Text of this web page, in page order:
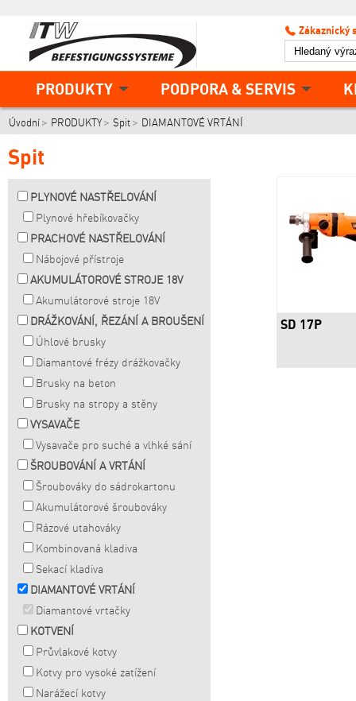
PRODUKTY PODPORA & SERVIS
Zákaznický
Úvodní PRODUKTY Spit DIAMANTOVÉ VRTÁNÍ
Spit
PLYNOVÉ NASTŘELOVÁNÍ
Plynové hřebíkovačky
PRACHOVÉ NASTŘELOVÁNÍ
Nábojové přístroje
AKUMULÁTOROVÉ STROJE 18V
Akumulátorové stroje 18V
DRÁŽKOVÁNÍ, ŘEZÁNÍ A BROUŠENÍ
Úhlové brusky
Diamantové frézy drážkovačky
Brusky na beton
Brusky na stropy a stěny
VYSAVAČE
Vysavače pro suché a vlhké sání
ŠROUBOVÁNÍ A VRTÁNÍ
Šroubováky do sádrokartonu
Akumulátorové šroubováky
Rázové utahováky
Kombinovaná kladiva
Sekací kladiva
DIAMANTOVÉ VRTÁNÍ
Diamantové vrtačky
KOTVENÍ
Průvlakové kotvy
Kotvy pro vysoké zatížení
Narážecí kotvy
SD 17P